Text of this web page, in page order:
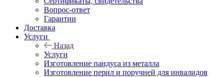
Вопрос-ответ
Гарантии
Доставка
Услуги
Назад
Услуги
Изготовление пандуса из металла
Изготовление перил и поручней для инвалидов